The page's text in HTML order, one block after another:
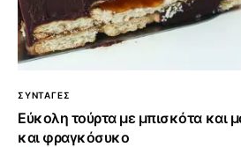
ΣΥΝΤΑΓΕΣ
Εύκολη τούρτα με μπισκότα και
και φραγκόσυκο